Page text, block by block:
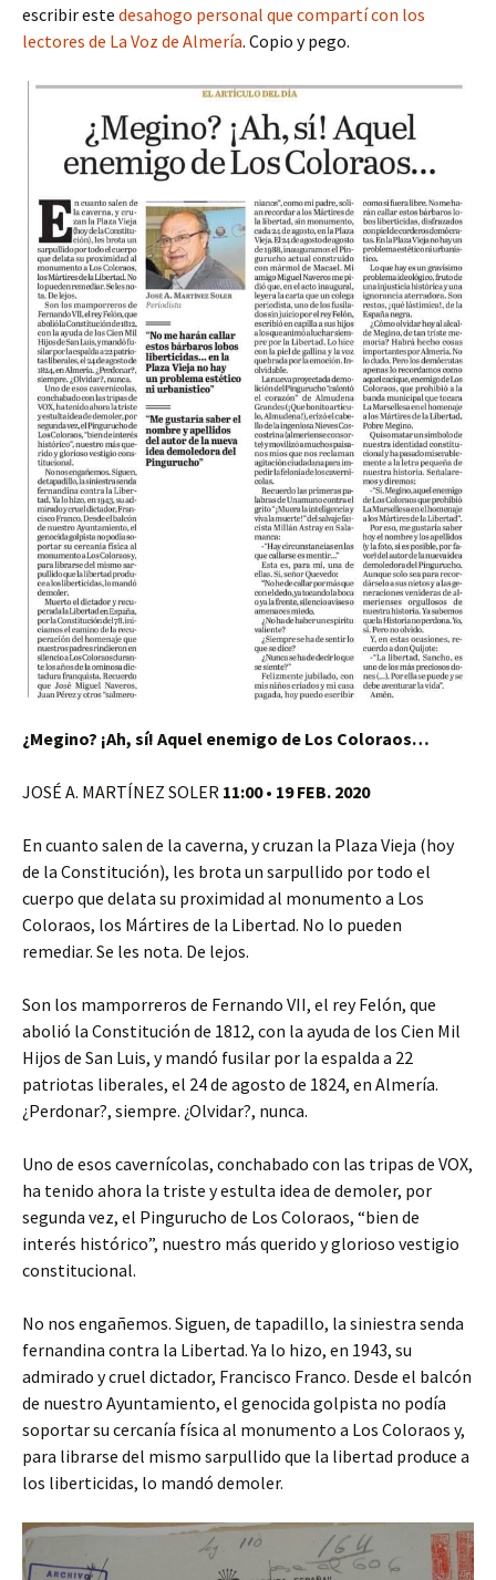
escribir este desahogo personal que compartí con los
lectores de La Voz de Almería. Copio y pego.
¿Megino? ¡Ah, sí! Aquel enemigo de Los Coloraos…
JOSÉ A. MARTÍNEZ SOLER 11:00 • 19 FEB. 2020
En cuanto salen de la caverna, y cruzan la Plaza Vieja (hoy
de la Constitución), les brota un sarpullido por todo el
cuerpo que delata su proximidad al monumento a Los
Coloraos, los Mártires de la Libertad. No lo pueden
remediar. Se les nota. De lejos.
Son los mamporreros de Fernando VII, el rey Felón, que
abolió la Constitución de 1812, con la ayuda de los Cien Mil
Hijos de San Luis, y mandó fusilar por la espalda a 22
patriotas liberales, el 24 de agosto de 1824, en Almería.
¿Perdonar?, siempre. ¿Olvidar?, nunca.
Uno de esos cavernícolas, conchabado con las tripas de VOX,
ha tenido ahora la triste y estulta idea de demoler, por
segunda vez, el Pingurucho de Los Coloraos, “bien de
interés histórico”, nuestro más querido y glorioso vestigio
constitucional.
No nos engañemos. Siguen, de tapadillo, la siniestra senda
fernandina contra la Libertad. Ya lo hizo, en 1943, su
admirado y cruel dictador, Francisco Franco. Desde el balcón
de nuestro Ayuntamiento, el genocida golpista no podía
soportar su cercanía física al monumento a Los Coloraos y,
para librarse del mismo sarpullido que la libertad produce a
los liberticidas, lo mandó demoler.